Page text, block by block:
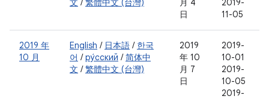
文 /繁體中文 (台灣)
月 4
日
2019-
11-05
2019 年
10 月
English / 日本語 / 한국
어 /ру́сский /简体中
文 /繁體中文 (台灣)
2019
年 10
月 7
日
2019-
10-01
2019-
10-05
2019-